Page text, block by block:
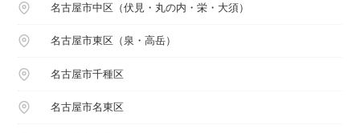
名古屋市中区（伏見・丸の内・栄・大須）
名古屋市東区（泉・高岳）
名古屋市千種区
名古屋市名東区